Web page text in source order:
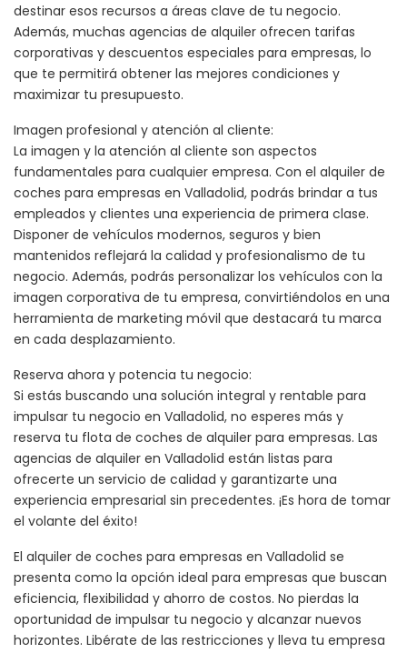
destinar esos recursos a áreas clave de tu negocio.
Además, muchas agencias de alquiler ofrecen tarifas
corporativas y descuentos especiales para empresas, lo
que te permitirá obtener las mejores condiciones y
maximizar tu presupuesto.
Imagen profesional y atención al cliente:
La imagen y la atención al cliente son aspectos
fundamentales para cualquier empresa. Con el alquiler de
coches para empresas en Valladolid, podrás brindar a tus
empleados y clientes una experiencia de primera clase.
Disponer de vehículos modernos, seguros y bien
mantenidos reflejará la calidad y profesionalismo de tu
negocio. Además, podrás personalizar los vehículos con la
imagen corporativa de tu empresa, convirtiéndolos en una
herramienta de marketing móvil que destacará tu marca
en cada desplazamiento.
Reserva ahora y potencia tu negocio:
Si estás buscando una solución integral y rentable para
impulsar tu negocio en Valladolid, no esperes más y
reserva tu flota de coches de alquiler para empresas. Las
agencias de alquiler en Valladolid están listas para
ofrecerte un servicio de calidad y garantizarte una
experiencia empresarial sin precedentes. ¡Es hora de tomar
el volante del éxito!
El alquiler de coches para empresas en Valladolid se
presenta como la opción ideal para empresas que buscan
eficiencia, flexibilidad y ahorro de costos. No pierdas la
oportunidad de impulsar tu negocio y alcanzar nuevos
horizontes. Libérate de las restricciones y lleva tu empresa